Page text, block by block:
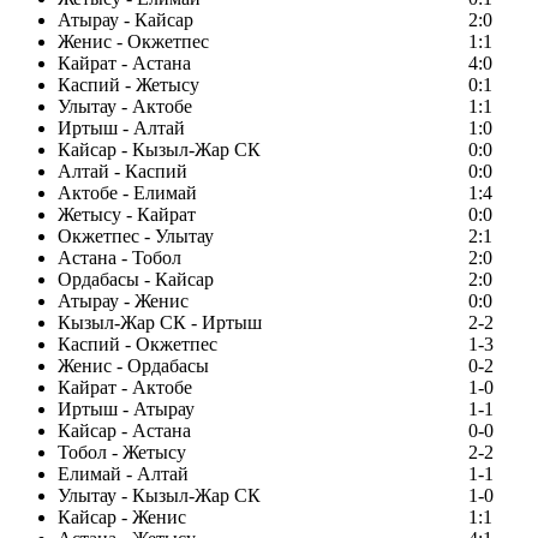
Атырау - Кайсар
2:0
Женис - Окжетпес
1:1
Кайрат - Астана
4:0
Каспий - Жетысу
0:1
Улытау - Актобе
1:1
Иртыш - Алтай
1:0
Кайсар - Кызыл-Жар СК
0:0
Алтай - Каспий
0:0
Актобе - Елимай
1:4
Жетысу - Кайрат
0:0
Окжетпес - Улытау
2:1
Астана - Тобол
2:0
Ордабасы - Кайсар
2:0
Атырау - Женис
0:0
Кызыл-Жар СК - Иртыш
2-2
Каспий - Окжетпес
1-3
Женис - Ордабасы
0-2
Кайрат - Актобе
1-0
Иртыш - Атырау
1-1
Кайсар - Астана
0-0
Тобол - Жетысу
2-2
Елимай - Алтай
1-1
Улытау - Кызыл-Жар СК
1-0
Кайсар - Женис
1:1